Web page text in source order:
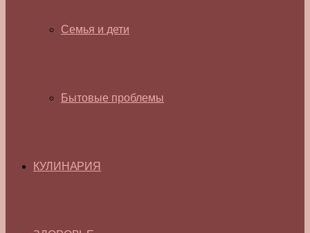
Семья и дети
Бытовые проблемы
КУЛИНАРИЯ